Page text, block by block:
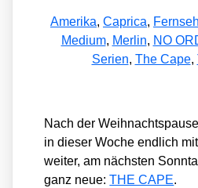
Amerika, Caprica,
Medium, Merlin, NO
Serien, The Cape,
Nach der
in die­ser Woche end­lich
wei­ter, am nächs­ten
ganz neue:THE CAPE.